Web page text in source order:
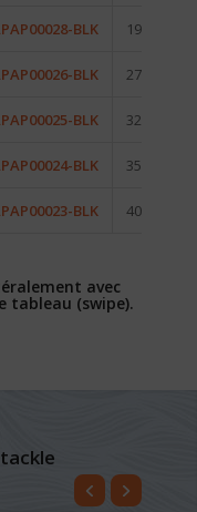
BLK 19 kg –
BLK 27 kg –
BLK 32 kg –
BLK 35 kg –
BLK 40 kg –
avec
tableau (swipe).